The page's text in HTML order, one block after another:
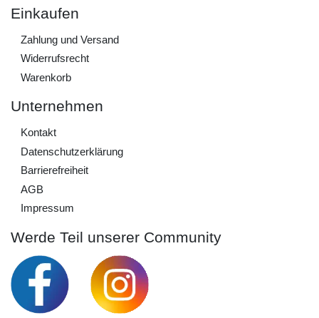
Einkaufen
Zahlung und Versand
Widerrufs­recht
Warenkorb
Unternehmen
Kontakt
Daten­schutz­erklärung
Barrierefreiheit
AGB
Impressum
Werde Teil unserer Community